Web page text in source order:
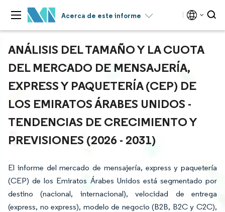
Acerca de este informe
ANÁLISIS DEL TAMAÑO Y LA CUOTA
DEL MERCADO DE MENSAJERÍA,
EXPRESS Y PAQUETERÍA (CEP) DE
LOS EMIRATOS ÁRABES UNIDOS -
TENDENCIAS DE CRECIMIENTO Y
PREVISIONES (2026 - 2031)
El informe del mercado de mensajería, express y paquetería
(CEP) de los Emiratos Árabes Unidos está segmentado por
destino (nacional, internacional), velocidad de entrega
(express, no express), modelo de negocio (B2B, B2C y C2C),